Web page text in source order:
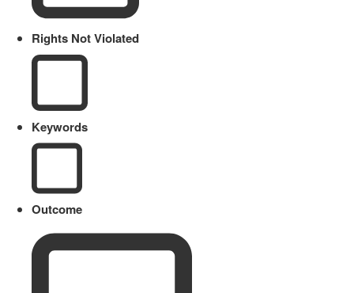
Rights Not Violated
Keywords
Outcome